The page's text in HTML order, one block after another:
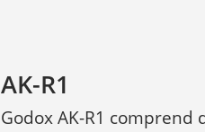
AK-R1
Godox AK-R1 comprend